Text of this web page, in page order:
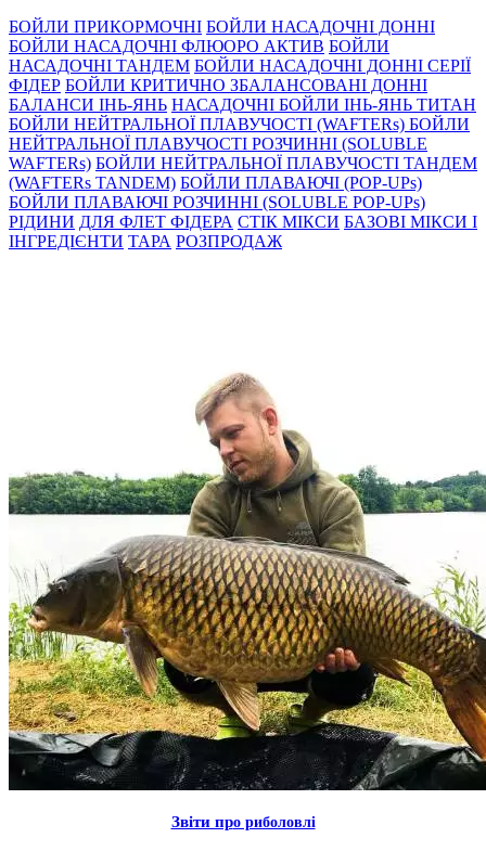
БОЙЛИ ПРИКОРМОЧНI БОЙЛИ НАСАДОЧНI ДОННI
БОЙЛИ НАСАДОЧНІ ФЛЮОРО АКТИВ БОЙЛИ
НАСАДОЧНІ ТАНДЕМ БОЙЛИ НАСАДОЧНI ДОННI СЕРIÏ
ФIДЕР БОЙЛИ КРИТИЧНО ЗБАЛАНСОВАНІ ДОННІ
БАЛАНСИ ІНЬ-ЯНЬ НАСАДОЧНІ БОЙЛИ ІНЬ-ЯНЬ ТИТАН
БОЙЛИ НЕЙТРАЛЬНОÏ ПЛАВУЧОСТI (WAFTERs) БОЙЛИ
НЕЙТРАЛЬНОЇ ПЛАВУЧОСТІ РОЗЧИННІ (SOLUBLE
WAFTERs) БОЙЛИ НЕЙТРАЛЬНОЇ ПЛАВУЧОСТІ ТАНДЕМ
(WAFTERs TANDEM) БОЙЛИ ПЛАВАЮЧІ (POP-UPs)
БОЙЛИ ПЛАВАЮЧI РОЗЧИННI (SOLUBLE POP-UPs)
РIДИНИ ДЛЯ ФЛЕТ ФІДЕРА СТIК МIКСИ БАЗОВІ МІКСИ І
ІНГРЕДІЄНТИ ТАРА РОЗПРОДАЖ
Звiти про риболовлi